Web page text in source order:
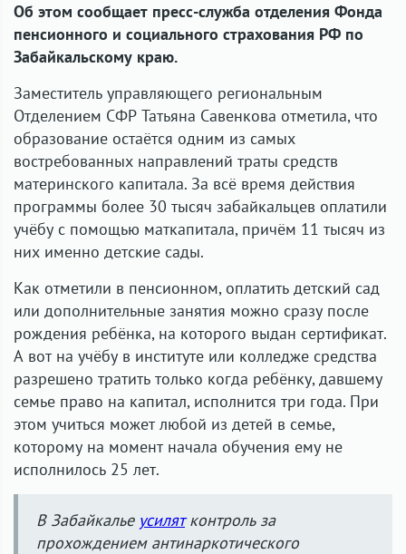
Об этом сообщает пресс-служба отделения Фонда
пенсионного и социального страхования РФ по
Забайкальскому краю.
Заместитель управляющего региональным
Отделением СФР Татьяна Савенкова отметила, что
образование остаётся одним из самых
востребованных направлений траты средств
материнского капитала. За всё время действия
программы более 30 тысяч забайкальцев оплатили
учёбу с помощью маткапитала, причём 11 тысяч из
них именно детские сады.
Как отметили в пенсионном, оплатить детский сад
или дополнительные занятия можно сразу после
рождения ребёнка, на которого выдан сертификат.
А вот на учёбу в институте или колледже средства
разрешено тратить только когда ребёнку, давшему
семье право на капитал, исполнится три года. При
этом учиться может любой из детей в семье,
которому на момент начала обучения ему не
исполнилось 25 лет.
В Забайкалье усилятконтроль за
прохождением антинаркотического